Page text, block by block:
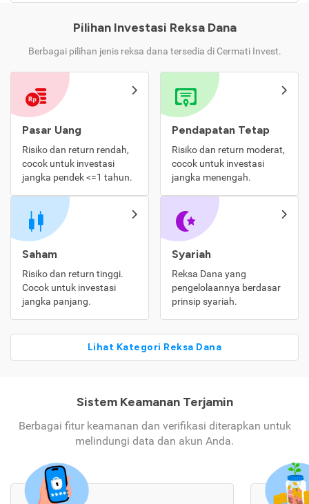
Pilihan Investasi Reksa Dana
Berbagai pilihan jenis reksa dana tersedia di Cermati Invest.
Pasar Uang
Risiko dan return rendah,
cocok untuk investasi
jangka pendek <=1 tahun.
Pendapatan Tetap
Risiko dan return moderat,
cocok untuk investasi
jangka menengah.
Saham
Risiko dan return tinggi.
Cocok untuk investasi
jangka panjang.
Syariah
Reksa Dana yang
pengelolaannya berdasar
prinsip syariah.
Lihat Kategori Reksa Dana
Sistem Keamanan Terjamin
Berbagai fitur keamanan dan verifikasi diterapkan untuk
melindungi data dan akun Anda.